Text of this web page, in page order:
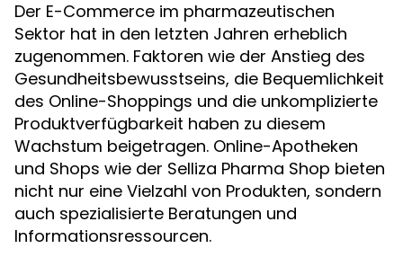
Der E-Commerce im pharmazeutischen
Sektor hat in den letzten Jahren erheblich
zugenommen. Faktoren wie der Anstieg des
Gesundheitsbewusstseins, die Bequemlichkeit
des Online-Shoppings und die unkomplizierte
Produktverfügbarkeit haben zu diesem
Wachstum beigetragen. Online-Apotheken
und Shops wie der Selliza Pharma Shop bieten
nicht nur eine Vielzahl von Produkten, sondern
auch spezialisierte Beratungen und
Informationsressourcen.